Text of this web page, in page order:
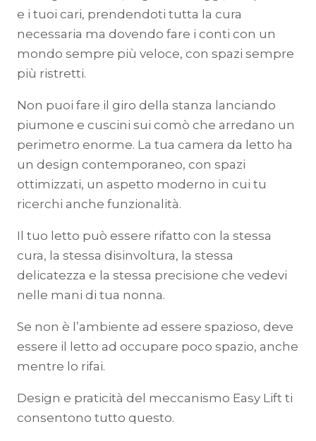
e i tuoi cari, prendendoti tutta la cura
necessaria ma dovendo fare i conti con un
mondo sempre più veloce, con spazi sempre
più ristretti.
Non puoi fare il giro della stanza lanciando
piumone e cuscini sui comò che arredano un
perimetro enorme. La tua camera da letto ha
un design contemporaneo, con spazi
ottimizzati, un aspetto moderno in cui tu
ricerchi anche funzionalità.
Il tuo letto può essere rifatto con la stessa
cura, la stessa disinvoltura, la stessa
delicatezza e la stessa precisione che vedevi
nelle mani di tua nonna.
Se non è l’ambiente ad essere spazioso, deve
essere il letto ad occupare poco spazio, anche
mentre lo rifai.
Design e praticità del meccanismo Easy Lift ti
consentono tutto questo.